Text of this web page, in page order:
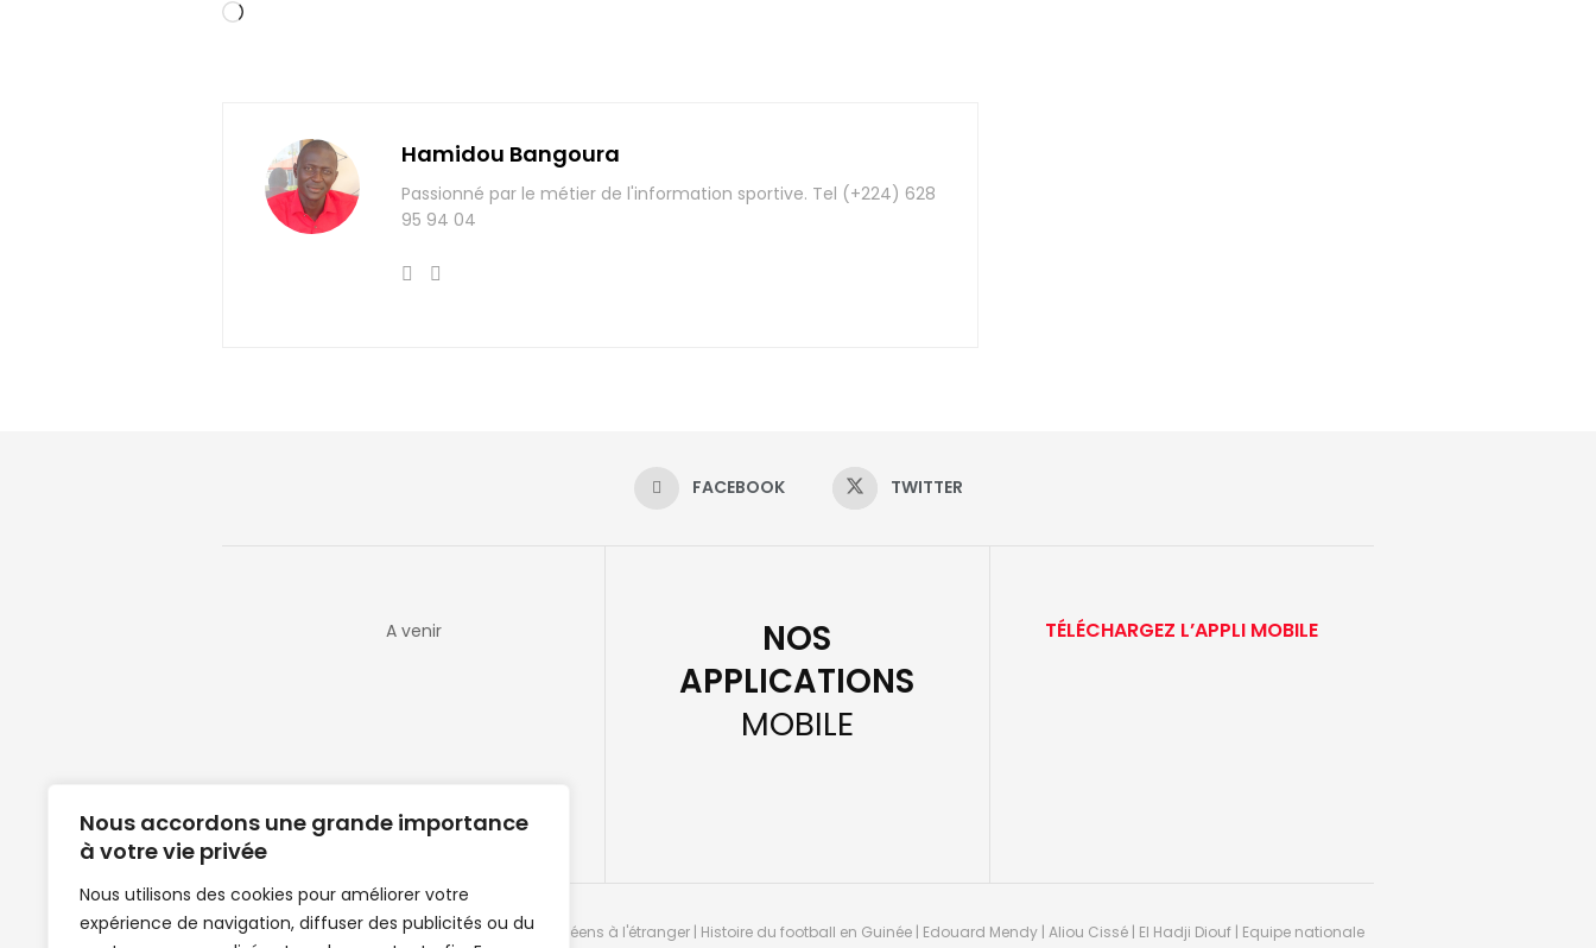
Nous accordons une grande importance
à votre vie privée
Nous utilisons des cookies pour améliorer votre
expérience de navigation, diffuser des publicités ou du
Chargement…
Hamidou Bangoura
Passionné par le métier de l'information sportive. Tel (+224) 628
95 94 04
FACEBOOK TWITTER
A venir
NOS
APPLICATIONS
MOBILE
TÉLÉCHARGEZ L’APPLI MOBILE
Clubs de football en Guinée | Footballeurs guinéens à l'étranger | Histoire du football en Guinée | Edouard Mendy | Aliou Cissé | El Hadji Diouf | Equipe nationale